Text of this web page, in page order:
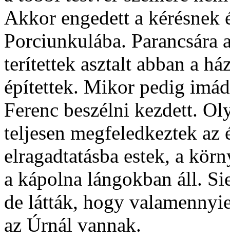
Akkor engedett a kérésnek
Porciunkulába. Parancsára
terítettek asztalt abban a
építettek. Mikor pedig
Ferenc beszélni kezdett.
teljesen megfeledkeztek az
elragadtatásba estek, a
a kápolna lángokban áll.
de látták, hogy
az Úrnál vannak.